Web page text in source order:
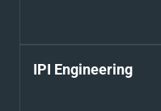
IPI Engineering